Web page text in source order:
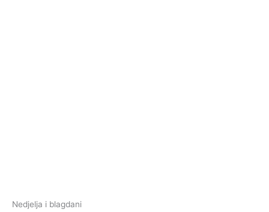
Nedjelja i blagdani